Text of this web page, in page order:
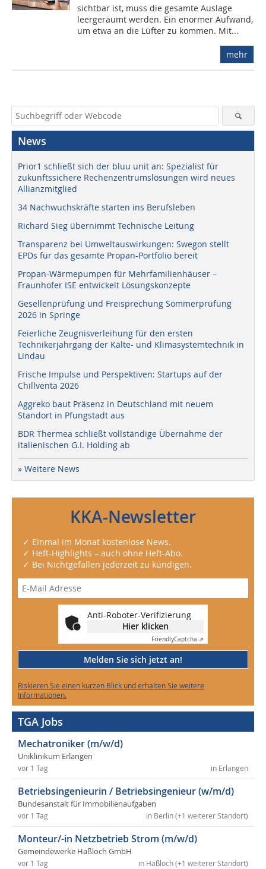
sichtbar ist, muss die gesamte Auslage
leergeräumt werden. Ein enormer Aufwand,
um etwa an die Lüfter zu kommen. Mit...
mehr
News
Prior1 schließt sich der bluu unit an: Spezialist für
zukunftssichere Rechenzentrumslösungen wird neues
Allianzmitglied
34 Nachwuchskräfte starten ins Berufsleben
Richard Sieg übernimmt Technische Leitung
Transparenz bei Umweltauswirkungen: Swegon stellt
EPDs für das gesamte Propan-Portfolio bereit
Propan-Wärmepumpen für Mehrfamilienhäuser –
Fraunhofer ISE entwickelt Lösungskonzepte
Gesellenprüfung und Freisprechung Sommerprüfung
2026 in Springe
Feierliche Zeugnisverleihung für den ersten
Technikerjahrgang der Kälte- und Klimasystemtechnik in
Lindau
Frische Impulse und Perspektiven: Startups auf der
Chillventa 2026
Aggreko baut Präsenz in Deutschland mit neuem
Standort in Pfungstadt aus
BDR Thermea schließt vollständige Übernahme der
italienischen G.I. Holding ab
» Weitere News
KKA-Newsletter
✓ Einmal im Monat kostenlose News.
✓ Heft-Highlights – auch ohne Heft-Abo.
✓ Bei Nichtgefallen jederzeit zu kündigen.
Anti-Roboter-Verifizierung
Hier klicken
FriendlyCaptcha ⇗
Melden Sie sich jetzt an!
Riskieren Sie einen kurzen Blick und erhalten Sie weitere
Informationen.
TGA Jobs
Mechatroniker (m/w/d)
Uniklinikum Erlangen
in Erlangen
vor 1 Tag
Betriebsingenieurin / Betriebsingenieur (w/m/d)
Bundesanstalt für Immobilienaufgaben
in Berlin (+1 weiterer Standort)
vor 1 Tag
Monteur/-in Netzbetrieb Strom (m/w/d)
Gemeindewerke Haßloch GmbH
in Haßloch (+1 weiterer Standort)
vor 1 Tag